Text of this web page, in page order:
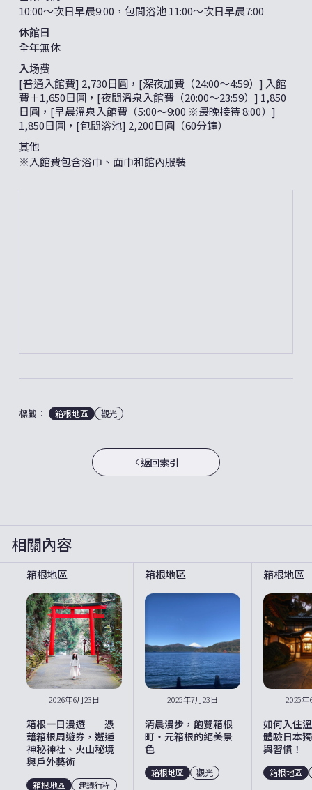
10:00〜次日早晨9:00，包間浴池 11:00〜次日早晨7:00
休館日
全年無休
入场费
[普通入館費] 2,730日圓，[深夜加費（24:00〜4:59）] 入館
費＋1,650日圓，[夜間溫泉入館費（20:00〜23:59）] 1,850
日圓，[早晨溫泉入館費（5:00〜9:00 ※最晚接待 8:00）]
1,850日圓，[包間浴池] 2,200日圓（60分鐘）
其他
※入館費包含浴巾、面巾和館內服裝
標籤： 箱根地區 觀光
返回索引
相關內容
箱根地區
2026年6月23日
箱根一日漫遊——憑
藉箱根周遊券，邂逅
神秘神社、火山秘境
與戶外藝術
箱根地區 建議行程
箱根地區
2025年7月23日
清晨漫步，飽覽箱根
町・元箱根的絕美景
色
箱根地區 觀光
箱根地區
2025年
如何入住
體驗日本
與習慣！
箱根地區